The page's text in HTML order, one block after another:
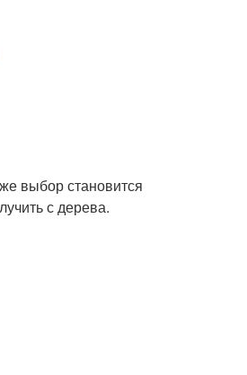
выбор становится
с дерева.